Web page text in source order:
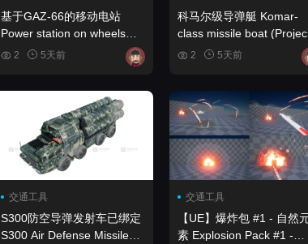
基于GAZ-66的移动电站
Power station on wheels
ESB-8IM based on GAZ-66
2 5天前
科马尔级导弹艇 Komar-
class missile boat
183-R)
2 5天前
交通工具
S300防空导弹发射车已绑定
S300 Air Defense Missile
交通工具
【UE】爆炸包 #1 - 自然
素 Explosion Pack #1 -